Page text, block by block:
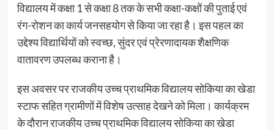
विद्यालय में कक्षा 1 से कक्षा 8 तक के सभी कक्षा-कक्षों की पुताई एवं
रंग-रोशन का कार्य जनसहयोग से किया जा रहा है। इस पहल का
उद्देश्य विद्यार्थियों को स्वच्छ, सुंदर एवं प्रेरणादायक शैक्षणिक
वातावरण उपलब्ध कराना है।
इस अवसर पर राजकीय उच्च प्राथमिक विद्यालय सोकिया का खेडा
स्टाफ सहित ग्रामीणों में विशेष उत्साह देखने को मिला। कार्यक्रम
के दौरान राजकीय उच्च प्राथमिक विद्यालय सोकिया का खेडा